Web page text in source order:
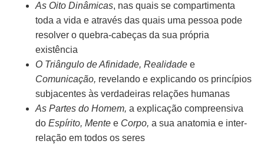
As Oito Dinâmicas, nas quais se compartimenta
toda a vida e através das quais uma pessoa pode
resolver o quebra-cabeças da sua própria
existência
O Triângulo de Afinidade, Realidade e
Comunicação, revelando e explicando os princípios
subjacentes às verdadeiras relações humanas
As Partes do Homem, a explicação compreensiva
do Espírito, Mente e Corpo, a sua anatomia e inter-
relação em todos os seres